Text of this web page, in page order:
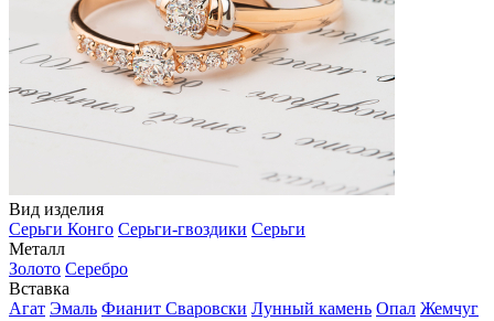
Вид изделия
Серьги Конго Серьги-гвоздики Серьги
Металл
Золото Серебро
Вставка
Агат Эмаль Фианит Сваровски Лунный камень Опал Жемчуг